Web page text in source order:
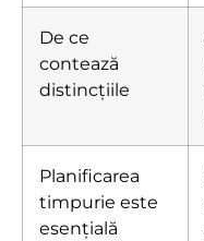
De ce
contează
distincțiile
Planificarea
timpurie este
esențială